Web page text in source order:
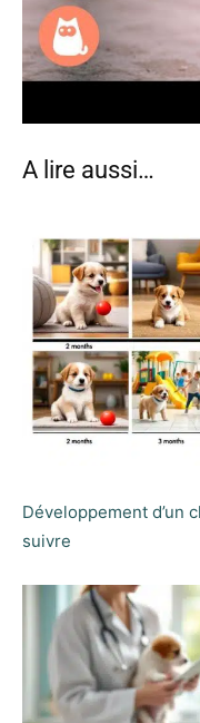
A lire aussi…
Développement d’un
suivre